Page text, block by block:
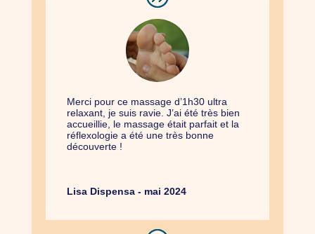
Merci pour ce massage d’1h30 ultra
relaxant, je suis ravie. J’ai été très bien
accueillie, le massage était parfait et la
réflexologie a été une très bonne
découverte !
Lisa Dispensa - mai 2024